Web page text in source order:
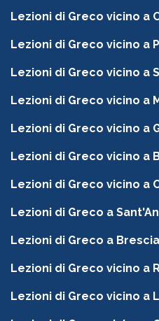
Lezioni di Greco vicino a
Lezioni di Greco vicino a
Lezioni di Greco vicino a
Lezioni di Greco vicino a
Lezioni di Greco vicino a
Lezioni di Greco vicino a
Lezioni di Greco vicino a
Lezioni di Greco a
Lezioni di Greco a
Lezioni di Greco vicino a
Lezioni di Greco vicino a